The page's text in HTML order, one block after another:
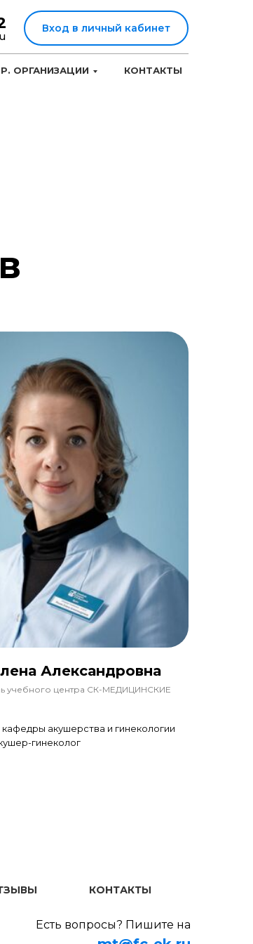
Вход в личный кабинет
ОРГАНИЗАЦИИ КОНТАКТЫ
Александровна
учебного центра СК-МЕДИЦИНСКИЕ
кафедры акушерства и гинекологии
гинеколог
КОНТАКТЫ
Есть вопросы? Пишите на